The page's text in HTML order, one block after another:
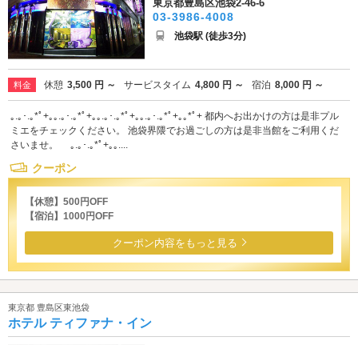
東京都豊島区池袋2-46-6
03-3986-4008
池袋駅 (徒歩3分)
料金 休憩 3,500 円 ～ サービスタイム 4,800 円 ～ 宿泊 8,000 円 ～
｡.｡･.｡*ﾟ+｡｡.｡･.｡*ﾟ+｡｡.｡･.｡*ﾟ+｡｡.｡･.｡*ﾟ+｡｡*ﾟ+ 都内へお出かけの方は是非プル
ミエをチェックください。 池袋界隈でお過ごしの方は是非当館をご利用くだ
さいませ。 ｡.｡･.｡*ﾟ+｡｡....
クーポン
【休憩】500円OFF
【宿泊】1000円OFF
クーポン内容をもっと見る
東京都 豊島区東池袋
ホテル ティファナ・イン